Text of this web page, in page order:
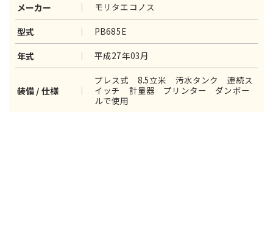
メーカー モリタエコノス
型式 PB685E
年式 平成27年03月
装備 / 仕様
プレス式 8.5立米 汚水タンク 連続ス
イッチ 計量器 プリンター ダンボー
ルで使用